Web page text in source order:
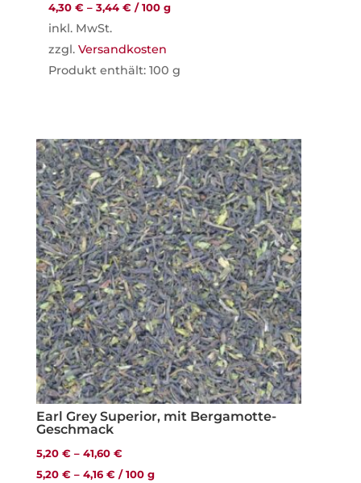
4,30 €– 3,44 €/100 g
inkl. MwSt.
zzgl. Versandkosten
Produkt enthält: 100 g
Earl Grey Superior, mit Bergamotte-
Geschmack
5,20€ –41,60€
5,20€ –4,16€ /100 g